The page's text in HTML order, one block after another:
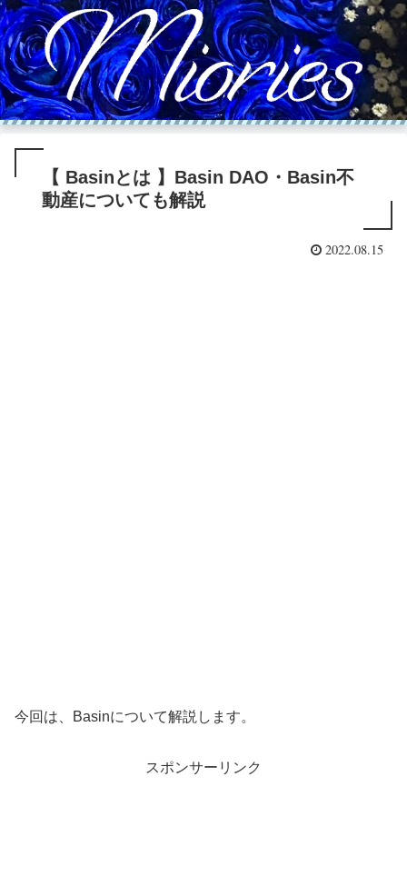
【 Basinとは 】Basin DAO・Basin不
動産についても解説
2022.08.15
今回は、Basinについて解説します。
スポンサーリンク